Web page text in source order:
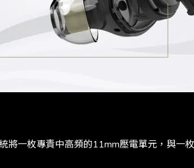
將一枚專責中高頻的11mm壓電單元，與